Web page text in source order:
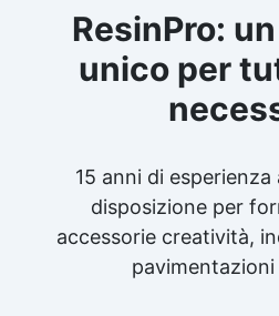
ResinPro:
unico per
15 anni di
disposizione per
accessorie creatività,
pavimentazioni